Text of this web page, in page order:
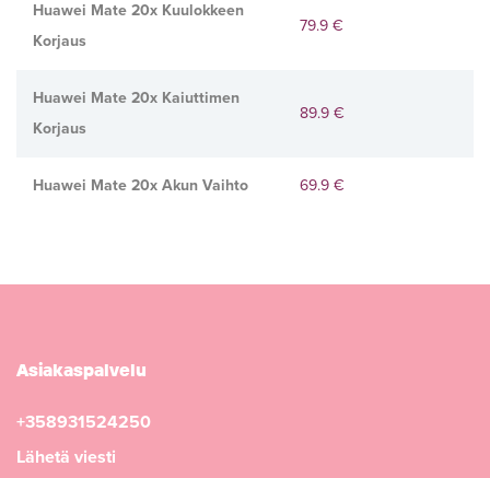
Huawei Mate 20x Kuulokkeen
Korjaus
79.9 €
Huawei Mate 20x Kaiuttimen
Korjaus
89.9 €
Huawei Mate 20x Akun Vaihto 69.9 €
Asiakaspalvelu
+358931524250
Lähetä viesti